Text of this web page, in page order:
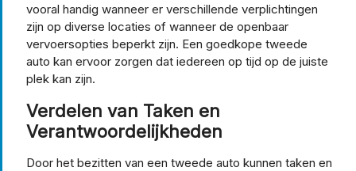
vooral handig wanneer er verschillende verplichtingen
zijn op diverse locaties of wanneer de openbaar
vervoersopties beperkt zijn. Een goedkope tweede
auto kan ervoor zorgen dat iedereen op tijd op de juiste
plek kan zijn.
Verdelen van Taken en
Verantwoordelijkheden
Door het bezitten van een tweede auto kunnen taken en